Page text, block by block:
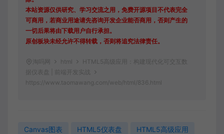
本站资源仅供研究、学习交流之用，免费开源项目不代表完全
可商用，若商业用途请先咨询开发企业能否商用，否则产生的
一切后果将由下载用户自行承担。
原创板块未经允许不得转载，否则将追究法律责任。
淘吗网 html
HTML5高级应用：构建现代化可交互数
据仪表盘 | 前端开发实战
https://www.taomawang.com/web/html/836.html
Canvas图表 HTML5仪表盘 HTML5高级应用